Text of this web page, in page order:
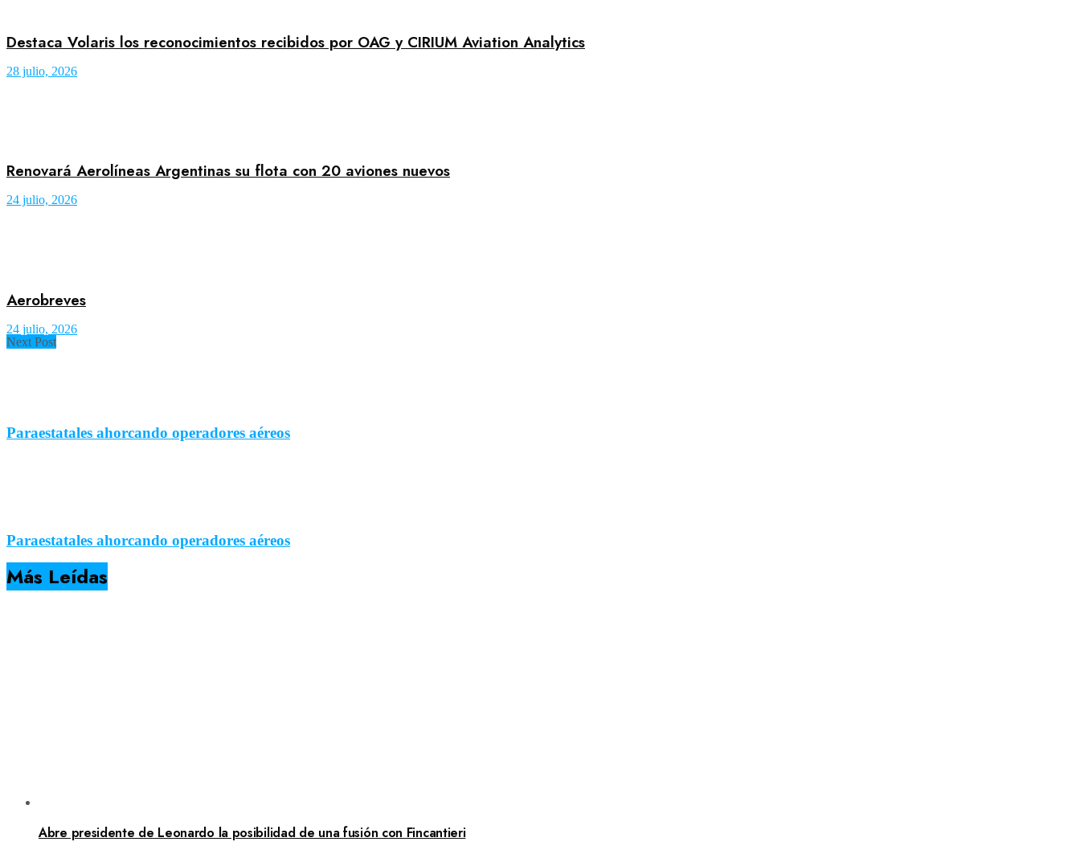
Destaca Volaris los reconocimientos recibidos por OAG y CIRIUM Aviation Analytics
28 julio, 2026
Renovará Aerolíneas Argentinas su flota con 20 aviones nuevos
24 julio, 2026
Aerobreves
24 julio, 2026
Next Post
Paraestatales ahorcando operadores aéreos
Paraestatales ahorcando operadores aéreos
Más Leídas
Abre presidente de Leonardo la posibilidad de una fusión con Fincantieri